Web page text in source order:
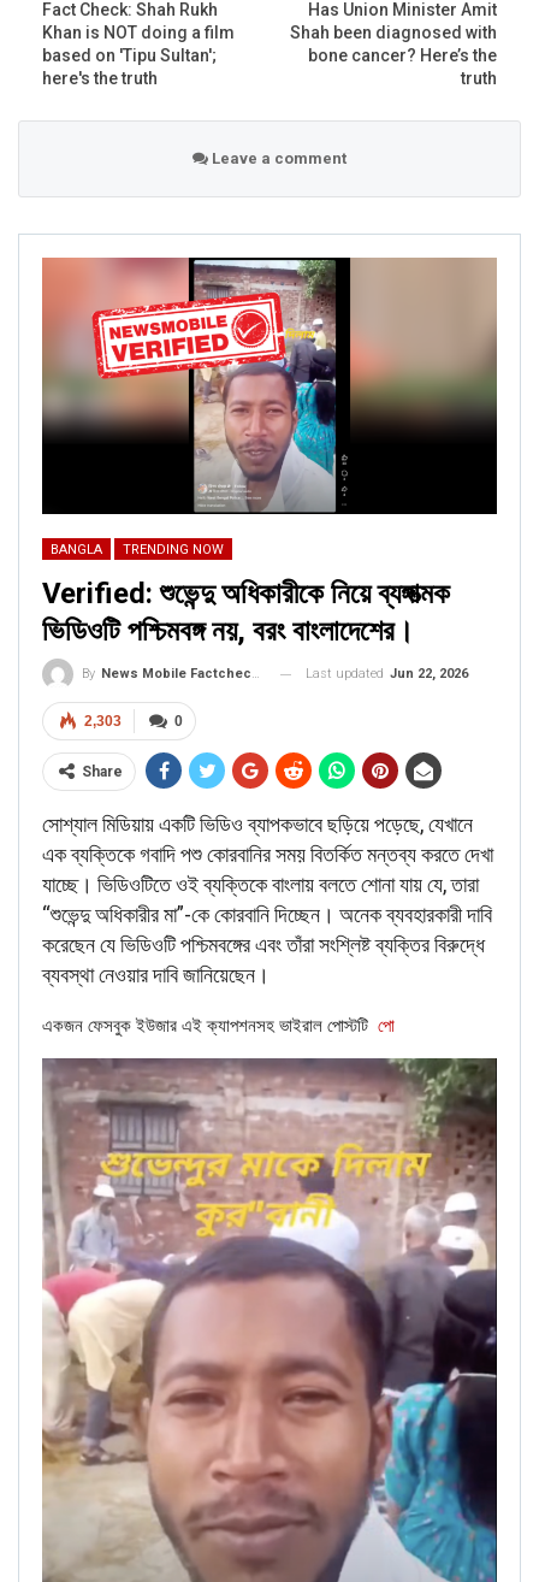
The full report can be seen here.
ALSO READ:Fact Check: Video of
passengers arguing over social
distancing is NOT…
FACT CHECK
NewsMobile fact-checked the above news and found it
to be misleading.
Ratan Tata himself took to Twitter to clarify that he has
NOT purchased a 50% stake in the company.
“As happy as I am to support this venture, it has been a
minority token investment.
I have not purchased 50% stake in the company,” Tata
wrote on the micro-blogging site.
RELATED POSTS
BANGLA
Verified: শুভেন্দু অধিকারীকে নিয়ে ব্যঙ্গাত্মক ভিডিওটি পশ্চিমবঙ্গ নয়, বরং
বাংলাদেশের।
Jun 22, 2026
CORONAVIRUS FACT CHECK
Fact Check: Did Centre Reject ‘Emergency Use’ Approval
of COVID-19 Vaccines? Here’s The Truth
Dec 17, 2020
Fact Check: Shah Rukh
Khan is NOT doing a film
based on 'Tipu Sultan';
here's the truth
Has Union Minister Amit
Shah been diagnosed with
bone cancer? Here’s the
truth
Leave a comment
BANGLA TRENDING NOW
Verified: শুভেন্দু অধিকারীকে নিয়ে ব্যঙ্গাত্মক
ভিডিওটি পশ্চিমবঙ্গ নয়, বরং বাংলাদেশের।
By News Mobile Factcheck Bureau Last updated Jun 22, 2026
0
2,303
Share
সোশ্যাল মিডিয়ায় একটি ভিডিও ব্যাপকভাবে ছড়িয়ে পড়েছে, যেখানে
এক ব্যক্তিকে গবাদি পশু কোরবানির সময় বিতর্কিত মন্তব্য করতে দেখা
যাচ্ছে। ভিডিওটিতে ওই ব্যক্তিকে বাংলায় বলতে শোনা যায় যে, তারা
“শুভেন্দু অধিকারীর মা”-কে কোরবানি দিচ্ছেন। অনেক ব্যবহারকারী দাবি
করেছেন যে ভিডিওটি পশ্চিমবঙ্গের এবং তাঁরা সংশ্লিষ্ট ব্যক্তির বিরুদ্ধে
ব্যবস্থা নেওয়ার দাবি জানিয়েছেন।
একজন ফেসবুক ইউজার এই ক্যাপশনসহ ভাইরাল পোস্টটি পো